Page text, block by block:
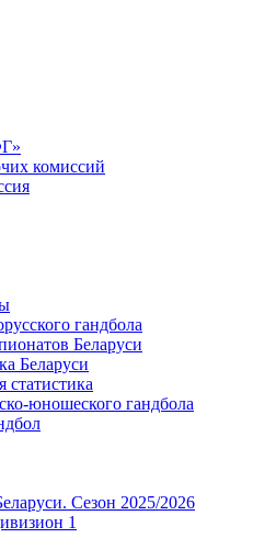
комиссий
гандбола
Беларуси
Беларуси
юношеского гандбола
Сезон 2025/2026
1